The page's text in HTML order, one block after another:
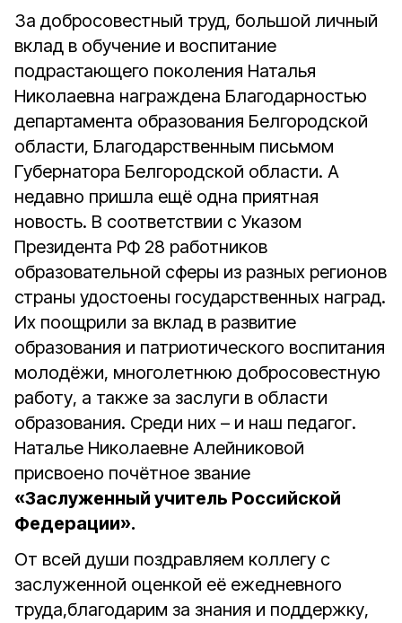
За добросовестный труд, большой личный
вклад в обучение и воспитание
подрастающего поколения Наталья
Николаевна награждена Благодарностью
департамента образования Белгородской
области, Благодарственным письмом
Губернатора Белгородской области. А
недавно пришла ещё одна приятная
новость. В соответствии с Указом
Президента РФ 28 работников
образовательной сферы из разных регионов
страны удостоены государственных наград.
Их поощрили за вклад в развитие
образования и патриотического воспитания
молодёжи, многолетнюю добросовестную
работу, а также за заслуги в области
образования. Среди них – и наш педагог.
Наталье Николаевне Алейниковой
присвоено почётное звание
«Заслуженный учитель Российской
Федерации».
От всей души поздравляем коллегу с
заслуженной оценкой её ежедневного
труда,благодарим за знания и поддержку,